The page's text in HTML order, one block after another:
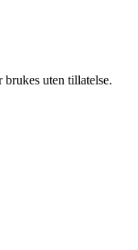
uten tillatelse.